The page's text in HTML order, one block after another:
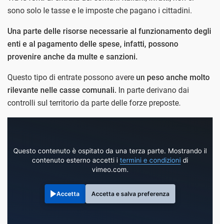
sono solo le tasse e le imposte che pagano i cittadini.
Una parte delle risorse necessarie al funzionamento degli
enti e al pagamento delle spese, infatti, possono
provenire anche da multe e sanzioni.
Questo tipo di entrate possono avere un peso anche molto
rilevante nelle casse comunali. In parte derivano dai
controlli sul territorio da parte delle forze preposte.
Questo contenuto è ospitato da una terza parte. Mostrando il
contenuto esterno accetti i termini e condizioni di
vimeo.com.
Accetta Accetta e salva preferenza